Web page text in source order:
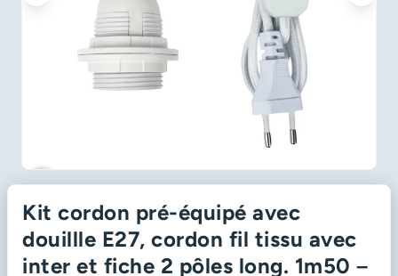
favorite_border
Kit cordon pré-équipé avec
douillle E27, cordon fil tissu avec
inter et fiche 2 pôles long. 1m50 –